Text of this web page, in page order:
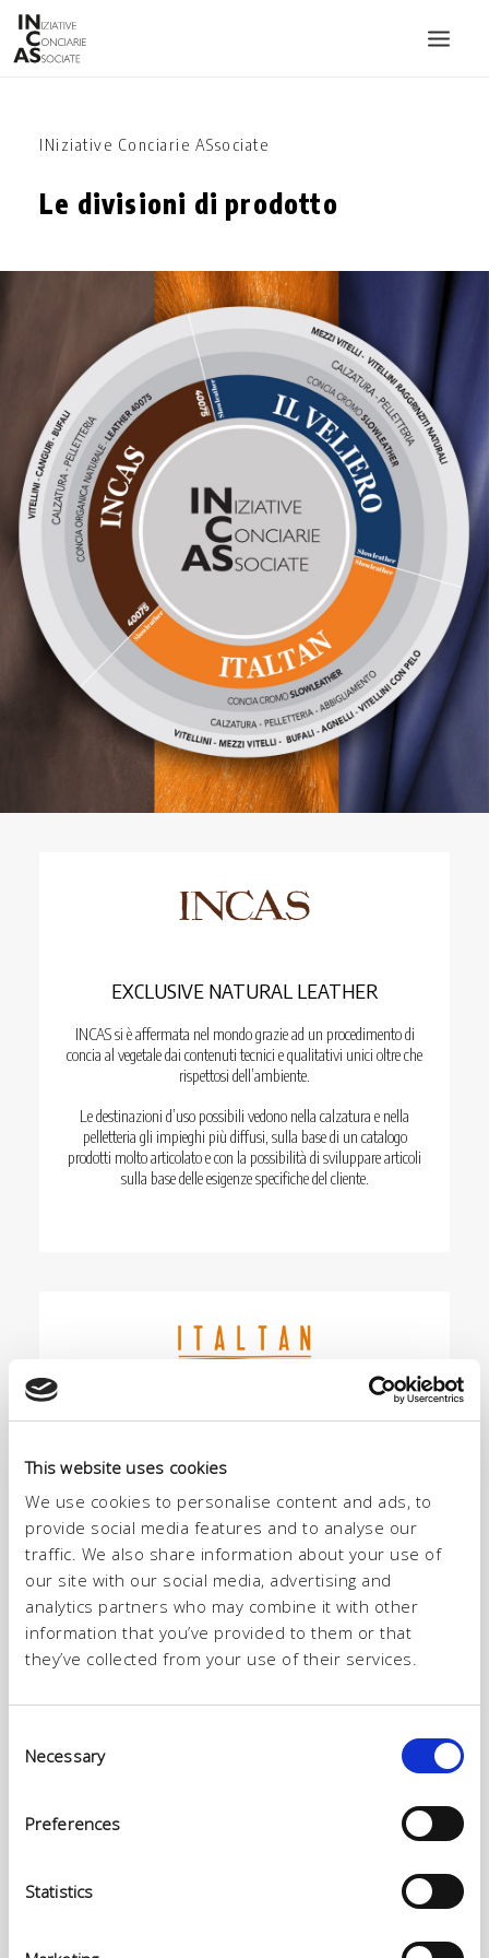
This website uses cookies
We use cookies to personalise content and ads, to
provide social media features and to analyse our
traffic. We also share information about your use of
our site with our social media, advertising and
analytics partners who may combine it with other
information that you’ve provided to them or that
they’ve collected from your use of their services.
Selection
Necessary
Preferences
Statistics
PRODOTTI
CONTATTI
LINGUA:
INiziative Conciarie ASsociate
Le divisioni di prodotto
EXCLUSIVE NATURAL LEATHER
INCAS si è affermata nel mondo grazie ad un procedimento di
concia al vegetale dai contenuti tecnici e qualitativi unici oltre che
rispettosi dell’ambiente.
Le destinazioni d’uso possibili vedono nella calzatura e nella
pelletteria gli impieghi più diffusi, sulla base di un catalogo
prodotti molto articolato e con la possibilità di sviluppare articoli
sulla base delle esigenze specifiche del cliente.
LEATHER GARMENTS & HAIR ON BABY
Divisione specializzata nella realizzazione di pellame da
abbigliamento e vitellino con pelo. La gamma dei pellami
ITALTAN di alta qualità, soddisfa le diverse esigenze di produzione
di pellami per calzatura, pelletteria e abbigliamento.
L’alta tecnologia dei nostri laboratori di ricerca e sviluppo, ha
permesso di mettere a punto pellami con caratteristiche di
morbidezza e lucentezza non comuni. Vitellini, mezzi vitelli,
bufali, canguri e agnelli sono le basi su cui Italtan si pone come